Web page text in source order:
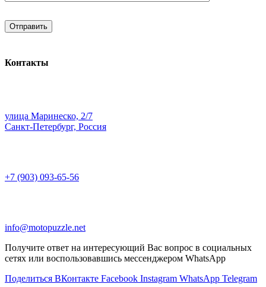
Контакты
улица Маринеско, 2/7
Санкт-Петербург, Россия
+7 (903) 093-65-56
info@motopuzzle.net
Получите ответ на интересующий Вас вопрос в социальных
сетях или воспользовавшись мессенджером WhatsApp
Поделиться ВКонтакте Facebook Instagram WhatsApp Telegram